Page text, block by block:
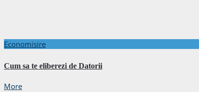
Economisire
Cum sa te eliberezi de Datorii
More